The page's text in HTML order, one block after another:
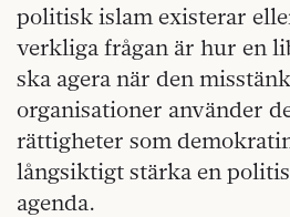
politisk islam existerar
verkliga frågan är hur en
ska agera när den
organisationer använder
rättigheter som
långsiktigt stärka en
agenda.